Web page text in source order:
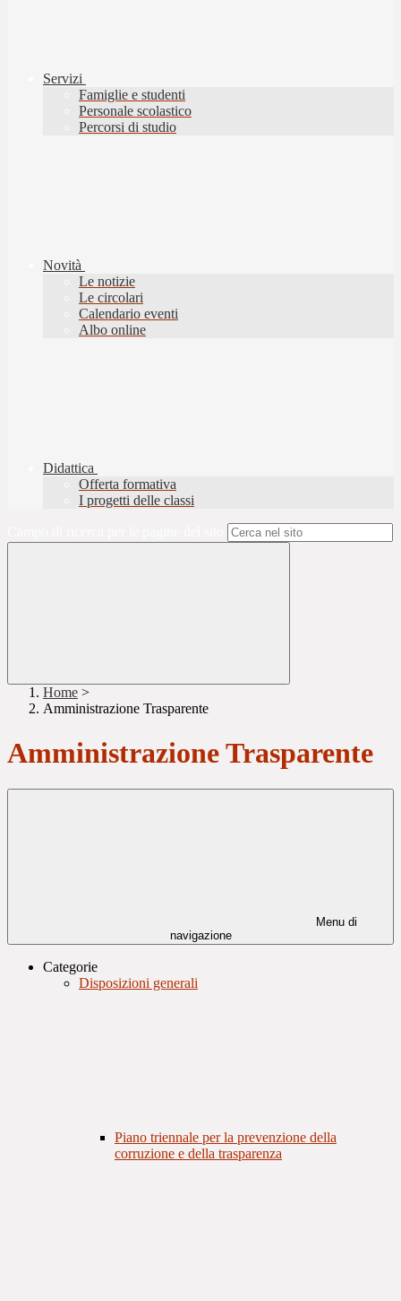
Servizi
Famiglie e studenti
Personale scolastico
Percorsi di studio
Novità
Le notizie
Le circolari
Calendario eventi
Albo online
Didattica
Offerta formativa
I progetti delle classi
Home >
Amministrazione Trasparente
Amministrazione Trasparente
Menu di
navigazione
Categorie
Disposizioni generali
Piano triennale per la prevenzione della
corruzione e della trasparenza